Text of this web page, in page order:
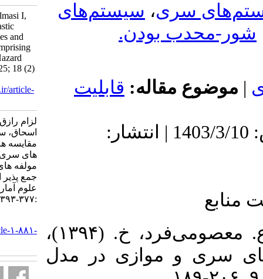
،سیستم‌های
بودن.
قابلیت
دریافت: 1402/11/4 | پذیرش: 1403/3/10 | انتشار:
۱. برمال‌زن، ق. حیدری، ع. معصومی‌فرد، خ. (۱۳۹۴)،
موازی در مدل
Lazam Razzaq A, Almasi I,
Saadat kia G. Stochastic
Comparisons of Series and
Parallel Systems Comprising
Modified Additive Hazard
Rate Model. JSS 2025; 18 (2)
URL:http://jss.irstat.ir/article-
لزام رازق عقیل، الماسی
اسحاق، سعادت کیا قباد.
مقایسه های تصادفی سیستم
های سری و موازی متشکل از
مولفه های مدل نرخ خطر
جمع پذیر اصلاح شده. مجله
علوم آماری. ۱۴۰۳; ۱۸ (۲)
http://jss.irstat.ir/article-۱-۸۸۱-